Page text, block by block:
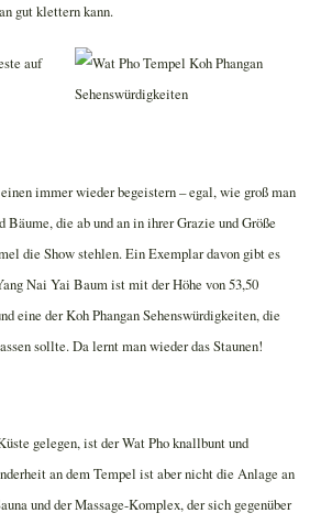
gut klettern kann.
immer wieder begeistern – egal, wie groß man
die ab und an in ihrer Grazie und Größe
die Show stehlen. Ein Exemplar davon gibt es
Nai Yai Baum ist mit der Höhe von 53,50
eine der Koh Phangan Sehenswürdigkeiten, die
sollte. Da lernt man wieder das Staunen!
gelegen, ist der Wat Pho knallbunt und
an dem Tempel ist aber nicht die Anlage an
und der Massage-Komplex, der sich gegenüber